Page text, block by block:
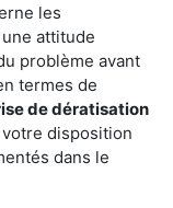
les
attitude
problème avant
termes de
de dératisation
disposition
dans le